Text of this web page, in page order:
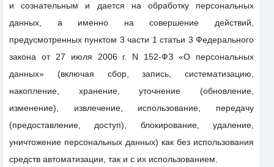
и сознательным и дается на обработку персональных
данных, а именно на совершение действий,
предусмотренных пунктом 3 части 1 статьи 3 Федерального
закона от 27 июля 2006 г. N 152-ФЗ «О персональных
данных» (включая сбор, запись, систематизацию,
накопление, хранение, уточнение (обновление,
изменение), извлечение, использование, передачу
(предоставление, доступ), блокирование, удаление,
уничтожение персональных данных) как без использования
средств автоматизации, так и с их использованием.